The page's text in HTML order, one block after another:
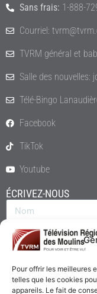
Pour offrir les meilleures
telles que les cookies
appareils. Le fait de
Sans frais: 1-888-
Courriel:
TVRM général et
Salle des nouvelles:
Télé-Bingo
Facebook
TikTok
Youtube
ÉCRIVEZ-NOUS